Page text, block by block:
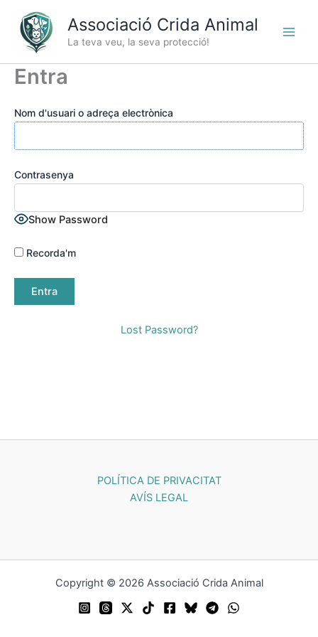
contingut
Associació Crida Animal
La teva veu, la seva protecció!
Entra
Nom d'usuari o adreça electrònica
Contrasenya
Show Password
Recorda'm
Lost Password?
POLÍTICA DE PRIVACITAT
AVÍS LEGAL
Copyright © 2026 Associació Crida Animal